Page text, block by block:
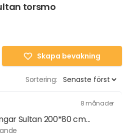
torsmo
Skapa bevakning
Sortering:
8 månader
Sultan 200*80 cm...